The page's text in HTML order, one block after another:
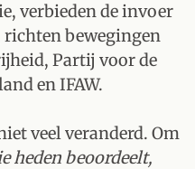
verbieden de invoer
richten bewegingen
Partij voor de
en IFAW.
veel veranderd. Om
heden beoordeelt,